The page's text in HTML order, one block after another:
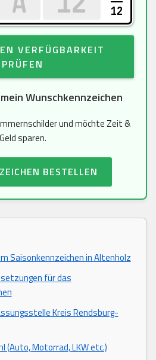
12
VERFÜGBARKEIT
PRÜFEN
Wunschkennzeichen
und möchte Zeit &
Geld sparen.
BESTELLEN
Saisonkennzeichen in Altenholz
für das
Kreis Rendsburg-
(Auto, Motorrad, LKW etc.)